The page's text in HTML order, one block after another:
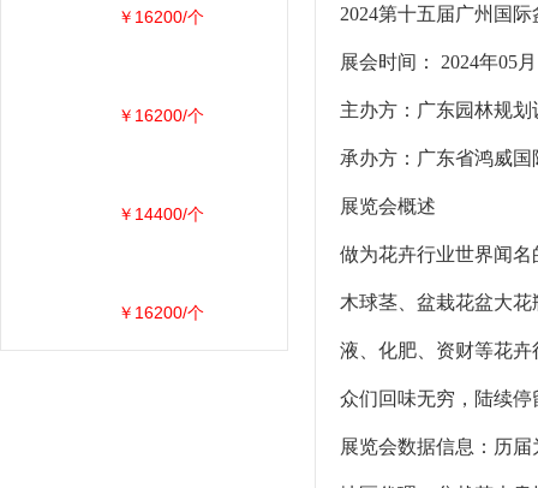
2024第十五届广州国
展会时间： 2024年05
主办方：广东园林规
承办方：广东省鸿威
展览会概述
做为花卉行业世界闻
木球茎、盆栽花盆大
液、化肥、资财等花
众们回味无穷，陆续
展览会数据信息：历
￥16200/个
￥16200/个
￥14400/个
￥16200/个